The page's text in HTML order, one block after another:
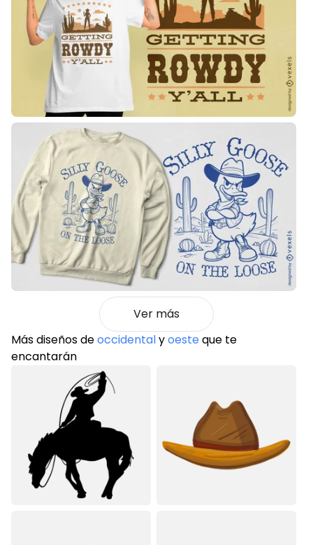
Ver más
Más diseños deoccidentalyoesteque te
encantarán